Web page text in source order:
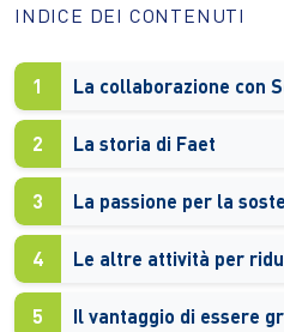
INDICE DEI CONTENUTI
1 La collaborazione con
2 La storia di Faet
3 La passione per la
4 Le altre attività per
5 Il vantaggio di essere